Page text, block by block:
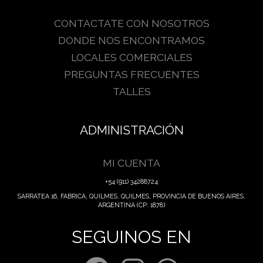
GILY
GILY
BRONCE
CAMEL
LINO
WHISKY
COFFEE
CONTACTATE CON NOSOTROS
DONDE NOS ENCONTRAMOS
LOCALES COMERCIALES
PREGUNTAS FRECUENTES
TALLES
ADMINISTRACIÓN
MI CUENTA
+54 (911) 34288724
SARRATEA 16, FABRICA, QUILMES, QUILMES, PROVINCIA DE BUENOS AIRES,
ARGENTINA (CP: 1878)
SEGUINOS EN